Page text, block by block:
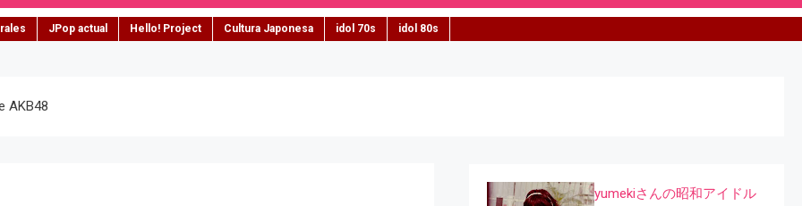
JPop actual Hello! Project Cultura Japonesa idol 70s idol 80s
AKB48
yumekiさんの昭和アイドル